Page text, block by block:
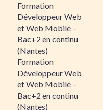
Formation
Développeur Web
et Web Mobile –
Bac+2 en continu
(Nantes)
Formation
Développeur Web
et Web Mobile –
Bac+2 en continu
(Nantes)